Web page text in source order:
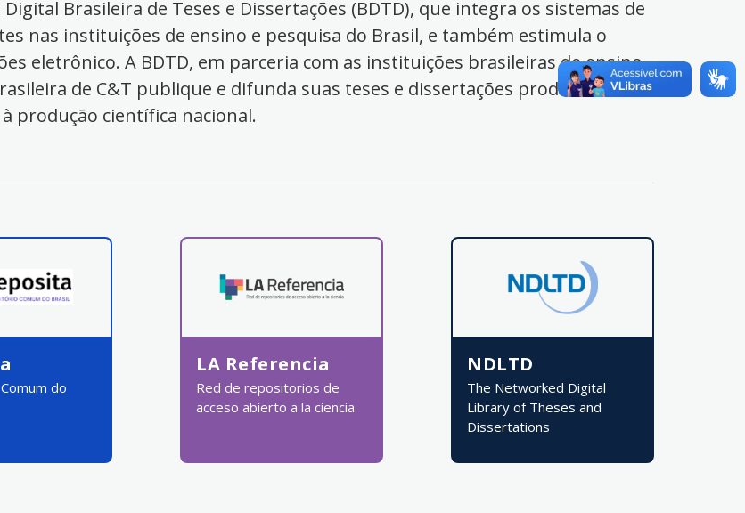
Brasileira de Teses e Dissertações (BDTD), que integra os sistemas de
nas instituições de ensino e pesquisa do Brasil, e também estimula o
eletrônico. A BDTD, em parceria com as instituições brasileiras de ensino
de C&T publique e difunda suas teses e dissertações produzidas no
produção científica nacional.
do
LA Referencia
Red de repositorios de
acceso abierto a la ciencia
NDLTD
The Networked Digital
Library of Theses and
Dissertations